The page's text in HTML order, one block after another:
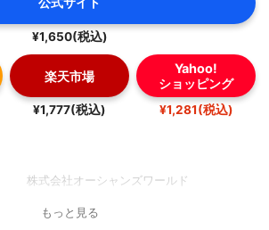
¥1,650(税込)
楽天市場
¥1,777(税込)
Yahoo!
ショッピング
¥1,281(税込)
株式会社オーシャンズワールド
もっと見る